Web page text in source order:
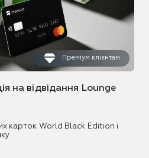
Преміум клієнтам
на відвідання Lounge
карток World Black Edition і